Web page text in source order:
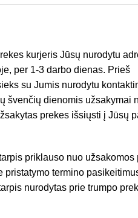
kurjeris Jūsų nurodytu
per 1-3 darbo dienas. Prieš
su Jumis nurodytu
švenčių dienomis užsakymai
prekes išsiųsti į Jūsų
priklauso nuo užsakomos
pristatymo termino
nurodytas prie trumpo